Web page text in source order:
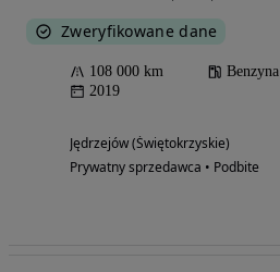
Zweryfikowane dane
108 000 km Benzyna
2019
Jędrzejów (Świętokrzyskie)
Prywatny sprzedawca • Podbite